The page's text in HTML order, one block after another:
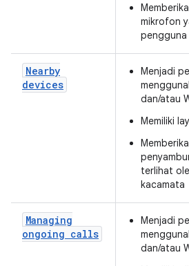
mikrofon
Nearby
devices
Menjadi
dan/atau
Memiliki
terlihat
kacamata
Managing
ongoing calls
Menjadi
dan/atau